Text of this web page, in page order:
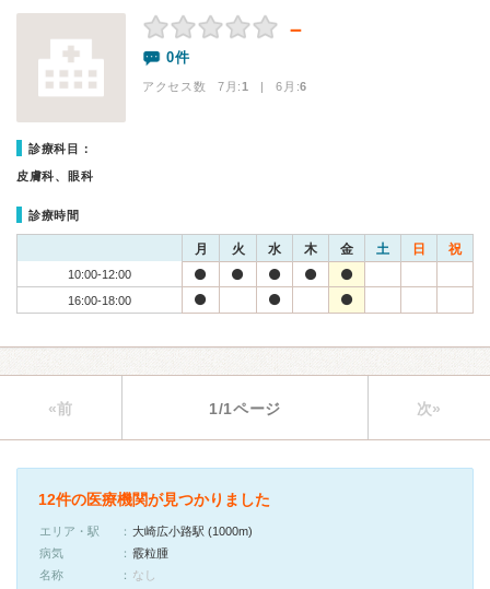
－
0件
アクセス数 7月:1 | 6月:6
診療科目：
皮膚科、眼科
診療時間
月 火 水 木 金 土 日 祝
10:00-12:00
16:00-18:00
«前 1/1ページ 次»
12件の医療機関が見つかりました
エリア・駅
大崎広小路駅 (1000m)
病気
霰粒腫
名称
なし